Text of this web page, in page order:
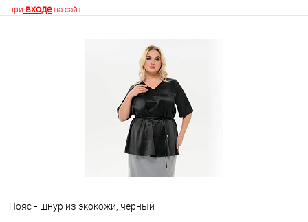
при входена сайт
В корзину
Пояс - шнур из экокожи, черный